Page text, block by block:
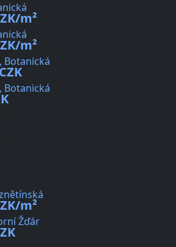
m²
m²
Botanická
Botanická
m²
Žďár